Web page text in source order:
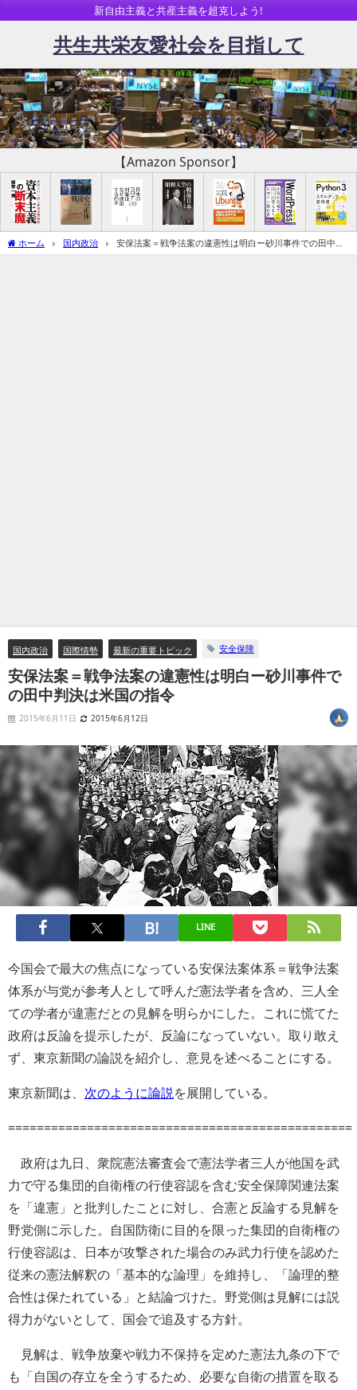
新自由主義と共産主義を超克しよう!
共生共栄友愛社会を目指して
【Amazon Sponsor】
ホーム 国内政治
安保法案＝戦争法案の違憲性は明白ー砂川事件での田中判
決は米国の指令
国内政治 国際情勢 最新の重要トピック 安全保障
安保法案＝戦争法案の違憲性は明白ー砂川事件で
の田中判決は米国の指令
2015年6月11日 2015年6月12日
LINE
今国会で最大の焦点になっている安保法案体系＝戦争法案
体系が与党が参考人として呼んだ憲法学者を含め、三人全
ての学者が違憲だとの見解を明らかにした。これに慌てた
政府は反論を提示したが、反論になっていない。取り敢え
ず、東京新聞の論説を紹介し、意見を述べることにする。
東京新聞は、 次のように論説を展開している。
================================================
政府は九日、衆院憲法審査会で憲法学者三人が他国を武
力で守る集団的自衛権の行使容認を含む安全保障関連法案
を「違憲」と批判したことに対し、合憲と反論する見解を
野党側に示した。自国防衛に目的を限った集団的自衛権の
行使容認は、日本が攻撃された場合のみ武力行使を認めた
従来の憲法解釈の「基本的な論理」を維持し、「論理的整
合性は保たれている」と結論づけた。野党側は見解には説
得力がないとして、国会で追及する方針。
見解は、戦争放棄や戦力不保持を定めた憲法九条の下で
も「自国の存立を全うするため、必要な自衛の措置を取る